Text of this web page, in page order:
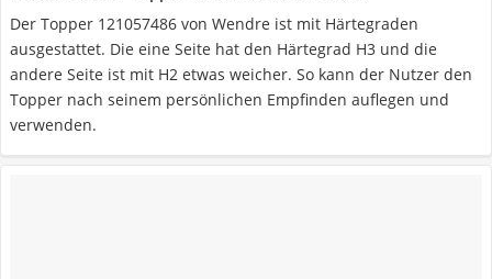
Der Topper 121057486 von Wendre ist mit Härtegraden
ausgestattet. Die eine Seite hat den Härtegrad H3 und die
andere Seite ist mit H2 etwas weicher. So kann der Nutzer den
Topper nach seinem persönlichen Empfinden auflegen und
verwenden.